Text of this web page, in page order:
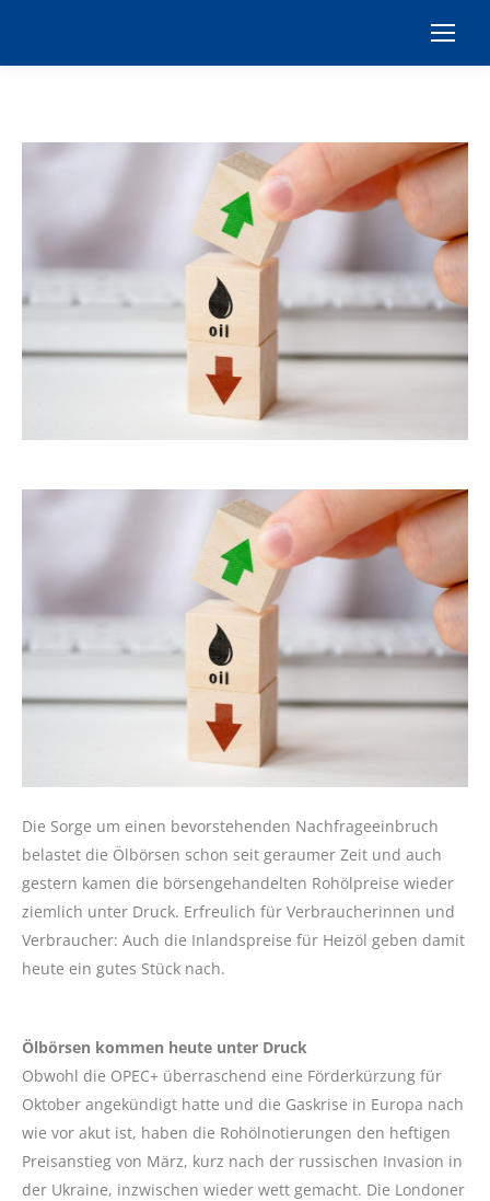
Die Sorge um einen bevorstehenden Nachfrageeinbruch
belastet die Ölbörsen schon seit geraumer Zeit und auch
gestern kamen die börsengehandelten Rohölpreise wieder
ziemlich unter Druck. Erfreulich für Verbraucherinnen und
Verbraucher: Auch die Inlandspreise für Heizöl geben damit
heute ein gutes Stück nach.
Ölbörsen kommen heute unter Druck
Obwohl die OPEC+ überraschend eine Förderkürzung für
Oktober angekündigt hatte und die Gaskrise in Europa nach
wie vor akut ist, haben die Rohölnotierungen den heftigen
Preisanstieg von März, kurz nach der russischen Invasion in
der Ukraine, inzwischen wieder wett gemacht. Die Londoner